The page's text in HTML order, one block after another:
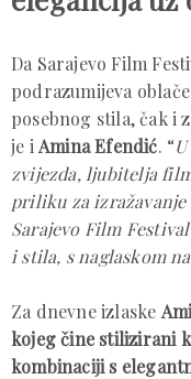
Da Sarajevo Film
podrazumijeva
posebnog stila, čak i
je i Amina Efendić. “
zvijezda, ljubitelja
priliku za
Sarajevo Film
i stila, s naglaskom
Za dnevne izlaske
kojeg čine stilizirani
kombinaciji s